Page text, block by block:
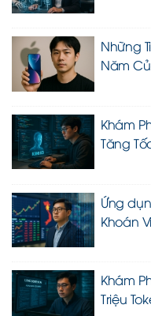
Những
Năm
Khám
Tăng
Ứng
Khoán
Khám
Triệu